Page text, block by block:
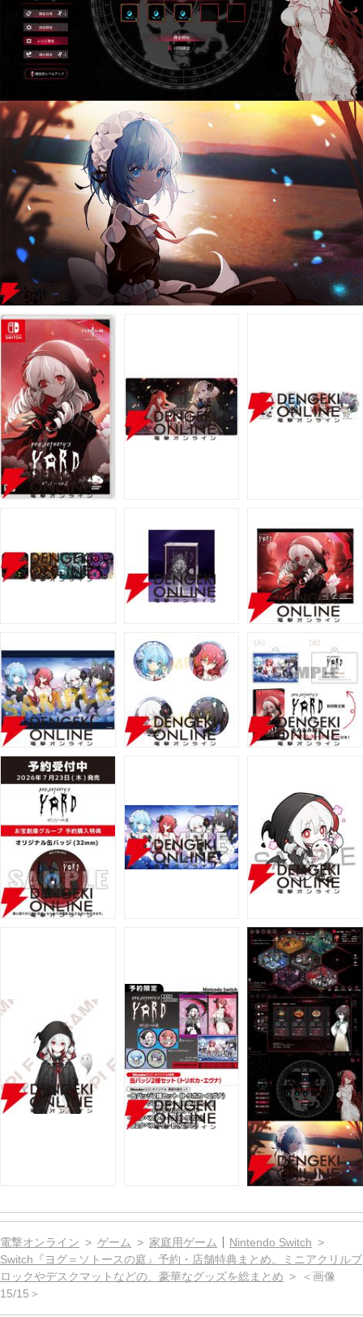
電撃オンライン ゲーム 家庭用ゲーム
Nintendo Switch
Switch『ヨグ＝ソトースの庭』予約・店舗特典まとめ。ミニアクリルブ
ロックやデスクマットなどの、豪華なグッズを総まとめ
＜画像
15/15＞